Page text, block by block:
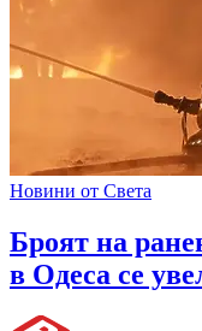
Новини от Света
Броят на
в Одеса се